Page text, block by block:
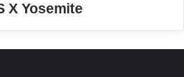
X Yosemite